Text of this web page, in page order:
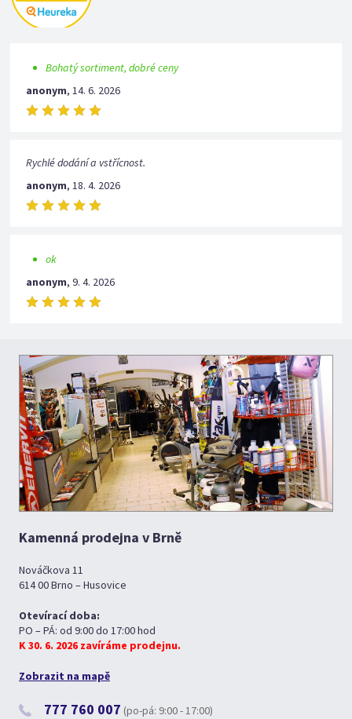
Bohatý sortiment, dobré ceny
anonym,14. 6. 2026
Rychlé dodání a vstřícnost.
anonym,18. 4. 2026
ok
anonym,9. 4. 2026
Kamenná prodejna v Brně
Nováčkova 11
614 00 Brno – Husovice
Otevírací doba:
PO – PÁ: od 9:00 do 17:00 hod
K 30. 6. 2026 zavíráme prodejnu.
Zobrazit na mapě
777 760 007 (po-pá: 9:00 - 17:00)